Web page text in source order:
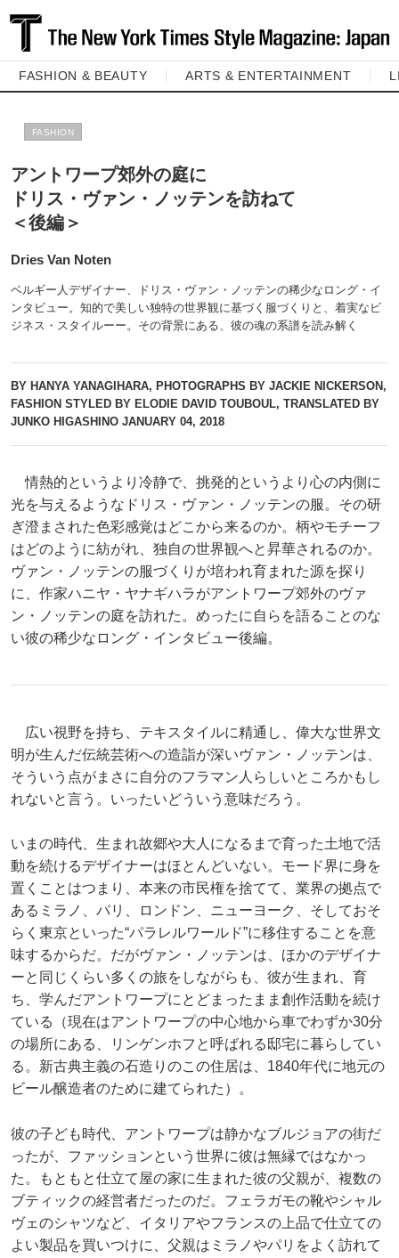
FASHION & BEAUTY ARTS & ENTERTAINMENT
FASHION
アントワープ郊外の庭に
ドリス・ヴァン・ノッテンを訪ねて
＜後編＞
Dries Van Noten
ベルギー人デザイナー、ドリス・ヴァン・ノッテンの稀少なロング・イ
ンタビュー。知的で美しい独特の世界観に基づく服づくりと、着実なビ
ジネス・スタイルーー。その背景にある、彼の魂の系譜を読み解く
BY HANYA YANAGIHARA, PHOTOGRAPHS BY JACKIE NICKERSON,
FASHION STYLED BY ELODIE DAVID TOUBOUL, TRANSLATED BY
JUNKO HIGASHINO JANUARY 04, 2018
情熱的というより冷静で、挑発的というより心の内側に
光を与えるようなドリス・ヴァン・ノッテンの服。その研
ぎ澄まされた色彩感覚はどこから来るのか。柄やモチーフ
はどのように紡がれ、独自の世界観へと昇華されるのか。
ヴァン・ノッテンの服づくりが培われ育まれた源を探り
に、作家ハニヤ・ヤナギハラがアントワープ郊外のヴァ
ン・ノッテンの庭を訪れた。めったに自らを語ることのな
い彼の稀少なロング・インタビュー後編。
広い視野を持ち、テキスタイルに精通し、偉大な世界文
明が生んだ伝統芸術への造詣が深いヴァン・ノッテンは、
そういう点がまさに自分のフラマン人らしいところかもし
れないと言う。いったいどういう意味だろう。
いまの時代、生まれ故郷や大人になるまで育った土地で活
動を続けるデザイナーはほとんどいない。モード界に身を
置くことはつまり、本来の市民権を捨てて、業界の拠点で
あるミラノ、パリ、ロンドン、ニューヨーク、そしておそ
らく東京といった“パラレルワールド”に移住することを意
味するからだ。だがヴァン・ノッテンは、ほかのデザイナ
ーと同じくらい多くの旅をしながらも、彼が生まれ、育
ち、学んだアントワープにとどまったまま創作活動を続け
ている（現在はアントワープの中心地から車でわずか30分
の場所にある、リンゲンホフと呼ばれる邸宅に暮らしてい
る。新古典主義の石造りのこの住居は、1840年代に地元の
ビール醸造者のために建てられた）。
彼の子ども時代、アントワープは静かなブルジョアの街だ
ったが、ファッションという世界に彼は無縁ではなかっ
た。もともと仕立て屋の家に生まれた彼の父親が、複数の
ブティックの経営者だったのだ。フェラガモの靴やシャル
ヴェのシャツなど、イタリアやフランスの上品で仕立ての
よい製品を買いつけに、父親はミラノやパリをよく訪れて